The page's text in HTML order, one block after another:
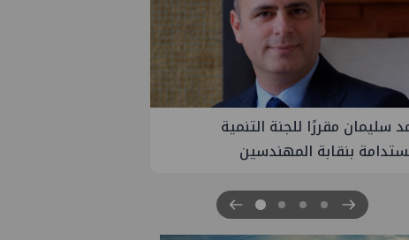
PMS تنهي أعمال إنزال الخطوط البحرية
الثلاث بمشروع المرحلة الرابعة لتنمية حقل
سيناء للبترول